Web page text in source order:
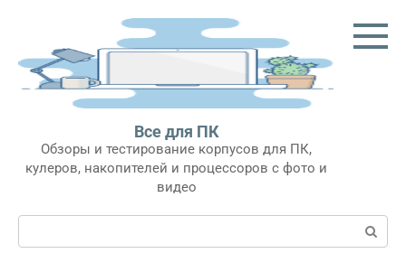
контенту
Все для ПК
Обзоры и тестирование корпусов для ПК,
кулеров, накопителей и процессоров с фото и
видео
Поиск: